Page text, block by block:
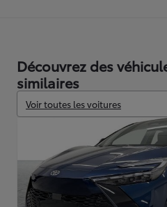
Découvrez des
similaires
Voir toutes les voitures